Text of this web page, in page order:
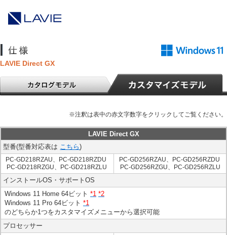
LAVIE Direct GX
※注釈は表中の赤文字数字をクリックしてご覧ください。
LAVIE Direct GX
型番(型番対応表は こちら)
PC-GD218RZAU、PC-GD218RZDU
PC-GD218RZGU、PC-GD218RZLU
PC-GD256RZAU、PC-GD256RZDU
PC-GD256RZGU、PC-GD256RZLU
インストールOS・サポートOS
Windows 11 Home 64ビット *1 *2
Windows 11 Pro 64ビット *1
のどちらか1つをカスタマイズメニューから選択可能
プロセッサー